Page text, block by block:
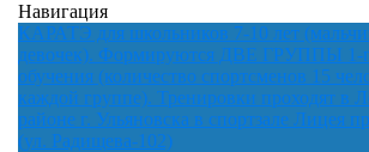
Навигация
КАРАТЭ для школьников 7-10 лет
девочек). Формируются ДВЕ ГРУППЫ 1-
обучения (количество спортсменов 15
каждой группе). Тренировки проходят в
районе г. Ульяновска в спортзале Лицея
(ул. Радищева-102)